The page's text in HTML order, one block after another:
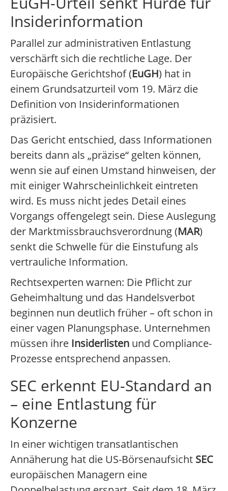
Insiderinformation
Parallel zur administrativen Entlastung
verschärft sich die rechtliche Lage. Der
Europäische Gerichtshof (EuGH) hat in
einem Grundsatzurteil vom 19. März die
Definition von Insiderinformationen
präzisiert.
Das Gericht entschied, dass Informationen
bereits dann als „präzise“ gelten können,
wenn sie auf einen Umstand hinweisen, der
mit einiger Wahrscheinlichkeit eintreten
wird. Es muss nicht jedes Detail eines
Vorgangs offengelegt sein. Diese Auslegung
der Marktmissbrauchsverordnung (MAR)
senkt die Schwelle für die Einstufung als
vertrauliche Information.
Rechtsexperten warnen: Die Pflicht zur
Geheimhaltung und das Handelsverbot
beginnen nun deutlich früher – oft schon in
einer vagen Planungsphase. Unternehmen
müssen ihre Insiderlisten und Compliance-
Prozesse entsprechend anpassen.
SEC erkennt EU-Standard an
– eine Entlastung für
Konzerne
In einer wichtigen transatlantischen
Annäherung hat die US-Börsenaufsicht SEC
europäischen Managern eine